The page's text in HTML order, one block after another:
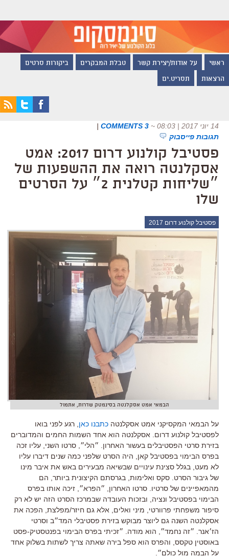
ראשי על אודות/יצירת קשר טבלת המבקרים ביקורות סרטים
הרצאות תסריט.ים
14 יוני 2017 | 08:03 ~
3 COMMENTS
|
תגובות פייסבוק
פסטיבל קולנוע דרום 2017: אמט
אסקלנטה רואה את ההשפעות של
״שליחות קטלנית 2״ על הסרטים
שלו
פסטיבל קולנוע דרום 2017
הבמאי אמט אסקלנטה בסינמטק שדרות, אתמול
על הבמאי המקסיקני אמט אסקלנטה כתבנו כאן , רגע לפני בואו
לפסטיבל קולנוע דרום. אסקלנטה הוא אחד השמות החמים והמדוברים
בזירת סרטי הפסטיבלים בעשור האחרון. ״הלי״, סרטו השני, עליו זכה
בפרס הבימוי בפסטיבל קאן, היה הסרט שלפני כמה שנים דיברו עליו
לא מעט, בגלל סצינת עינויים שבשיאה מבעירים באש את איבר מינו
של גיבור הסרט. סקס ואלימות, בגרסתם הקיצונית ביותר, הם
מהמאפיינים של סרטיו. סרטו האחרון, ״הפרא״, זיכה אותו בפרס
הבימוי בפסטיבל ונציה, ובזכות העובדה שבמרכז הסרט הזה יש לא רק
סיפור משפחתי פרוורטי, מיני ואלים, אלא גם חיזר/מפלצת, הפכה את
אסקלנטה השנה גם ליוצר מבוקש בזירת פסטיבלי המד״ב וסרטי
הז׳אנר. ״זה נחמד״, הוא מודה. ״זכיתי בפרס הבימוי בפנטסטיק-פסט
באוסטין טקסס, והפרס הוא ספל בירה שאתה צריך לשתות בשלוק אחד
על הבמה מול כולם״.